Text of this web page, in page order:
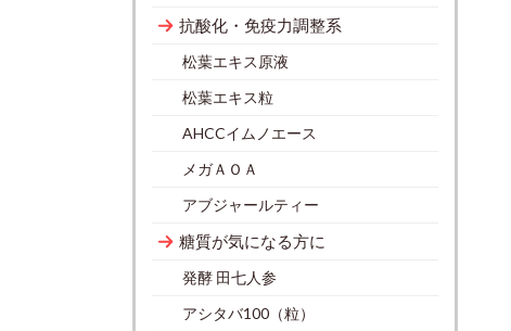
抗酸化・免疫力調整系
松葉エキス原液
松葉エキス粒
AHCCイムノエース
メガＡＯＡ
アブジャールティー
糖質が気になる方に
発酵 田七人参
アシタバ100（粒）